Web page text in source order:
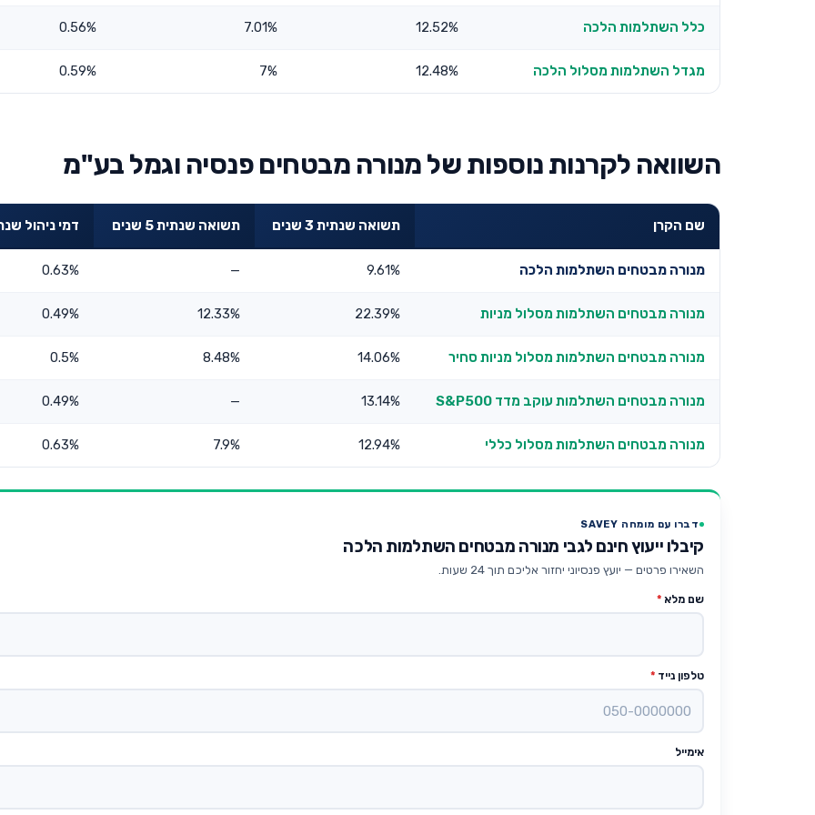
כלל השתלמות הלכה 12.52%
7.01%
0.56%
מגדל השתלמות מסלול הלכה 12.48%
7%
0.59%
השוואה לקרנות נוספות של מנורה מבטחים פנסיה וגמל בע"מ
שם הקרן תשואה שנתית 3 שנים תשואה שנתית 5 שנים דמי ניהול
מנורה מבטחים השתלמות הלכה 9.61%
—
0.63%
מנורה מבטחים השתלמות מסלול מניות 22.39%
12.33%
0.49%
מנורה מבטחים השתלמות מסלול מניות סחיר 14.06%
8.48%
0.5%
מנורה מבטחים השתלמות עוקב מדד S&P500 13.14%
—
0.49%
מנורה מבטחים השתלמות מסלול כללי 12.94%
7.9%
0.63%
דברו עם מומחה SAVEY
קיבלו ייעוץ חינם לגבי מנורה מבטחים השתלמות הלכה
השאירו פרטים — יועץ פנסיוני יחזור אליכם תוך 24 שעות.
שם מלא *
טלפון נייד *
אימייל